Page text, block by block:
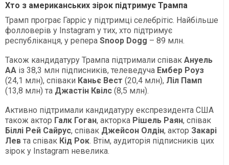
Хто з американських зірок підтримує Трампа
Трамп програє Гарріс у підтримці селебрітіс. Найбільше
фолловерів у Instagram у тих, хто підтримує
республіканця, у репера Snoop Dogg – 89 млн.
Також кандидатуру Трампа підтримали співак Ануель
АА із 38,3 млн підписників, телеведуча Ембер Роуз
(24,1 млн), співаки Каньє Вест (20,4 млн), Ліл Памп
(13,8 млн) та Джастін Квілс (8,5 млн).
Активно підтримали кандидатуру експрезидента США
також актор Галк Гоган, акторка Рішель Раян, співак
Біллі Рей Сайрус, співак Джейсон Олдін, актор Закарі
Лев та співак Кід Рок. Втім, аудиторія підписників цих
зірок у Instagram невелика.